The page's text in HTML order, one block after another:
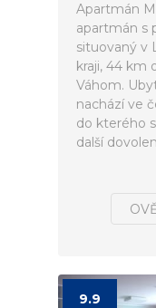
Apartmán
apartmán s
situovaný v
kraji, 44 km
Váhom.
nachází ve
do kterého
další
9.9